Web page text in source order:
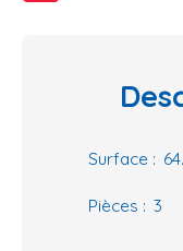
Surface :
Pièces : 3